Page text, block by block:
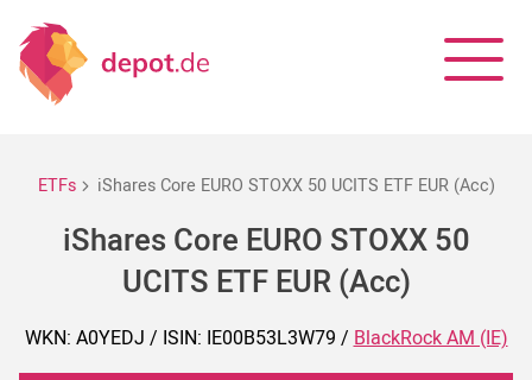
ETFs iShares Core EURO STOXX 50 UCITS ETF EUR (Acc)
iShares Core EURO STOXX 50
UCITS ETF EUR (Acc)
WKN: A0YEDJ / ISIN: IE00B53L3W79 /BlackRock AM (IE)